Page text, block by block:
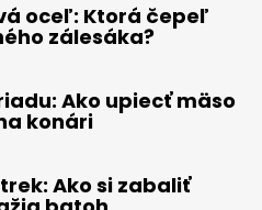
oceľ: Ktorá čepeľ
zálesáka?
Ako upiecť mäso
konári
Ako si zabaliť